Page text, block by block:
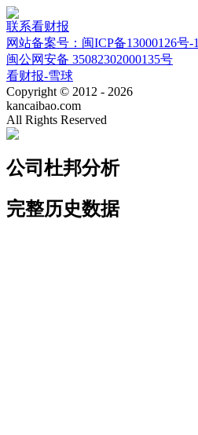
联系看财报
网站备案号：闽ICP备13000126号-1
闽公网安备 35082302000135号
看财报-雪球
Copyright © 2012 - 2026
kancaibao.com
All Rights Reserved
公司杜邦分析
完整历史数据